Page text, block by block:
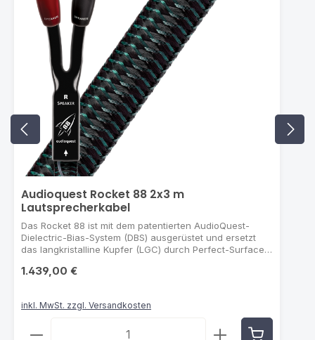
Audioquest Rocket 88 2x3 m
Lautsprecherkabel
Das Rocket 88 ist mit dem patentierten AudioQuest-
Dielectric-Bias-System (DBS) ausgerüstet und ersetzt
das langkristalline Kupfer (LGC) durch Perfect-Surface-
dass Sie sich tiefer in die Feinheiten Ihrer Lieblingsmusik
natürlichere Klangfarben und -strukturen. MASSIVE
COPPER+-LEITER (PSC/PSC+): Im Rocket 88 kommt eine
1.439,00 €
inkl. MwSt. zzgl. Versandkosten
Produkt Anzahl: Gib den gewünschten Wert